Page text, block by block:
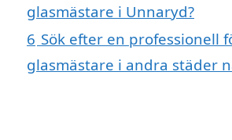
glasmästare i Unnaryd?
6 Sök efter en professionell
glasmästare i andra städer